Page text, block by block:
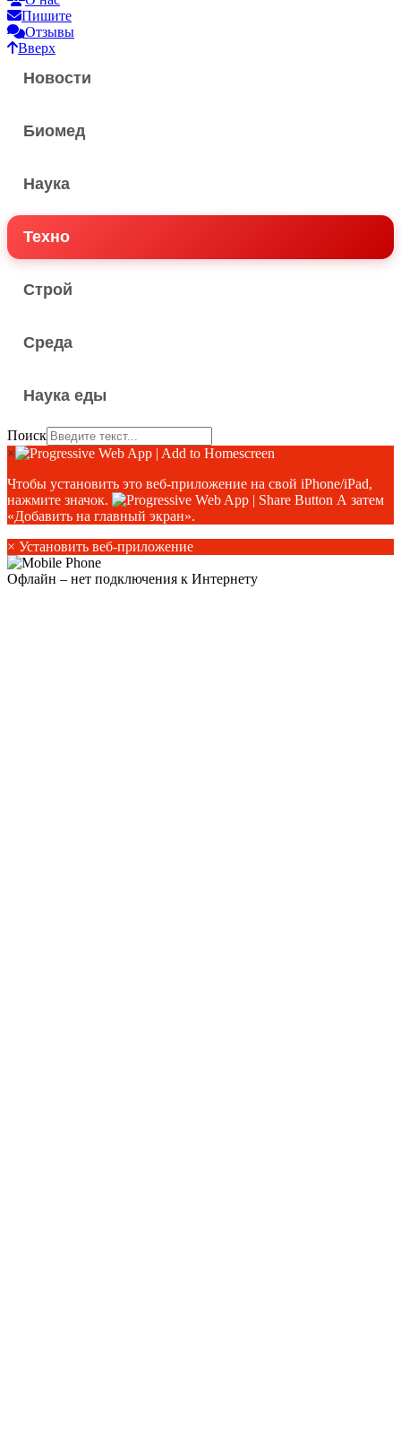
Пишите
Отзывы
Вверх
Новости
Биомед
Наука
Техно
Строй
Среда
Наука еды
Поиск
×
Чтобы установить это веб-приложение на свой iPhone/iPad,
нажмите значок.
А затем
«Добавить на главный экран».
× Установить веб-приложение
Офлайн – нет подключения к Интернету